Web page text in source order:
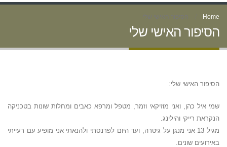
Home הסיפור האישי שלי
הסיפור האישי שלי
הסיפור האישי שלי:
שמי איל כהן, ואני מוזיקאי וזמר, מטפל ומרפא כאבים ומחלות שונות בטכניקה
הנקראת רייקי והילינג.
מגיל 13 אני מנגן על גיטרה, ועד היום לפרנסתי ולהנאתי אני מופיע עם רעייתי
באירועים שונים.